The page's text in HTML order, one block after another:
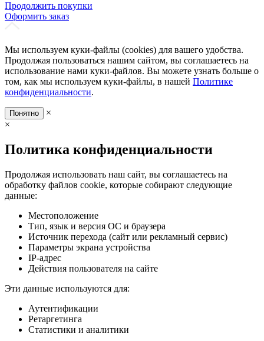
Продолжить покупки
Оформить заказ
Мы используем куки-файлы (cookies) для вашего удобства.
Продолжая пользоваться нашим сайтом, вы соглашаетесь на
использование нами куки-файлов. Вы можете узнать больше о
том, как мы используем куки-файлы, в нашей Политике
конфиденциальности.
Понятно
×
×
Политика конфиденциальности
Продолжая использовать наш сайт, вы соглашаетесь на
обработку файлов cookie, которые собирают следующие
данные:
Местоположение
Тип, язык и версия ОС и браузера
Источник перехода (сайт или рекламный сервис)
Параметры экрана устройства
IP-адрес
Действия пользователя на сайте
Эти данные используются для:
Аутентификации
Ретаргетинга
Статистики и аналитики